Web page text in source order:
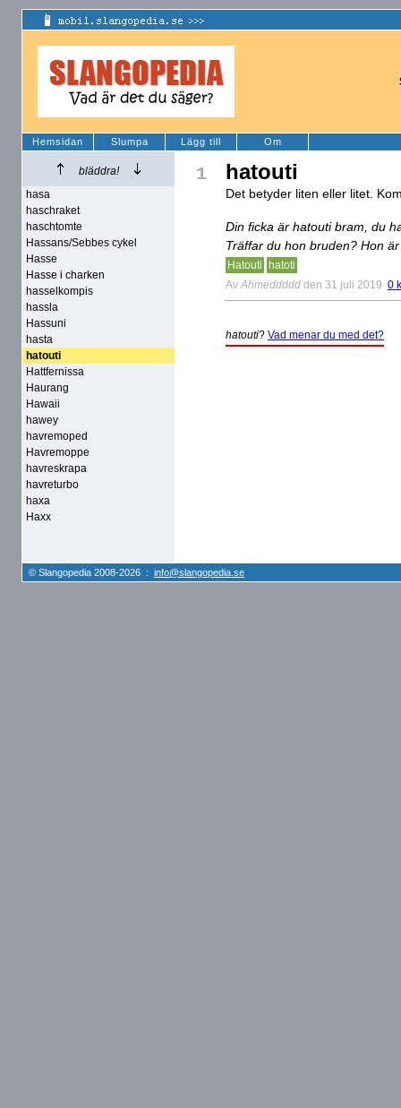
Hemsidan Slumpa Lägg till Om
bläddra!
hasa
haschraket
haschtomte
Hassans/Sebbes cykel
Hasse
Hasse i charken
hasselkompis
hassla
Hassuni
hasta
hatouti
Hattfernissa
Haurang
Hawaii
hawey
havremoped
Havremoppe
havreskrapa
havreturbo
haxa
Haxx
1 hatouti
Det betyder liten eller litet.
Din ficka är hatouti bram, du
Träffar du hon bruden? Hon
Hatouti
hatoti
Av Ahmeddddd den 31 juli 2019 0
hatouti? Vad menar du med det?
© Slangopedia 2008-2026 : info@slangopedia.se